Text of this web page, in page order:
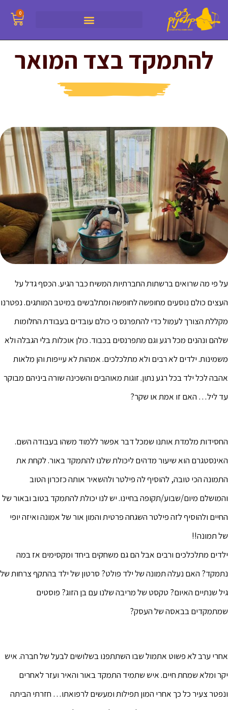
0
להתמקד בצד המואר
על פי מה שרואים ברשתות החברתיות המשיח כבר הגיע. הכסף גדל על
העצים כולם נוסעים מחופשה לחופשה ומתלבשים במיטב המותגים. נפטרנו
מקללת הצורך לעמול כדי להתפרנס כי כולם עובדים בעבודת החלומות
שלהם ונהנים מכל רגע וגם מתפרנסים בכבוד. כולן אוכלות בלי הגבלה ולא
משמינות. ילדים לא רבים ולא מתלכלכים. אמהות לא עייפות והן מלאות
אהבה לכל ילד בכל רגע נתון. זוגות מאוהבים והשכינה שורה ביניהם מבוקר
עד ליל… האם זו אמת או שקר?
החסידות מלמדת אותנו שמכל דבר אפשר ללמוד משהו בעבודה השם.
האינסטגרם הוא שיעור מדהים ליכולת שלנו להתמקד באור. לקחת את
התמונה הכי טובה, להוסיף לה פילטר ולהשאיר אותה כזכרון הטוב
והמושלם מיום/שבוע/תקופה בחיינו. יש לנו יכולת להתמקד בטוב ובאור של
החיים ולהוסיף לזה פילטר השגחה פרטית והמון אור של אמונה ואיזה יופי
של תמונה!!
ילדים מתלכלכים ורבים אבל הם גם משחקים ביחד ומקסימים אז במה
נתמקד? האם נעלה תמונה של ילד פולט? סרטון של ילד בהתקף צרחות של
גיל שנתיים האיום? טקסט של מריבה שלנו עם בן הזוג? פוסטים
שמתמקדים בבאסה של העסק?
אחרי ערב לא פשוט אתמול שבו השתתפנו בשלושים לבעל של חברה. איש
יקר ומלא שמחת חיים. איש שתמיד התמקד באור והאיר ועזר לאחרים
ונפטר צעיר כל כך אחרי המון תפילות ומעשים לרפואתו… חזרתי הביתה